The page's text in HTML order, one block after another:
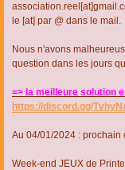
le [at] par @ dans le mail.
Nous n'avons
question dans les jours
=> la meilleure solution
https://discord.gg/
Au 04/01/2024 : prochain
Week-end JEUX de